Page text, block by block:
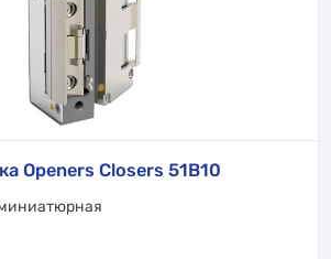
Openers Closers 51B10